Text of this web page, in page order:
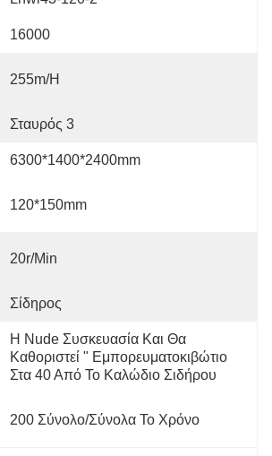
16000
255m/h
Σταυρός 3
6300*1400*2400mm
120*150mm
20r/min
Σίδηρος
Η Nude Συσκευασία Και Θα
Καθοριστεί " Εμπορευματοκιβώτιο
Στα 40 Από Το Καλώδιο Σιδήρου
200 Σύνολο/σύνολα Το Χρόνο